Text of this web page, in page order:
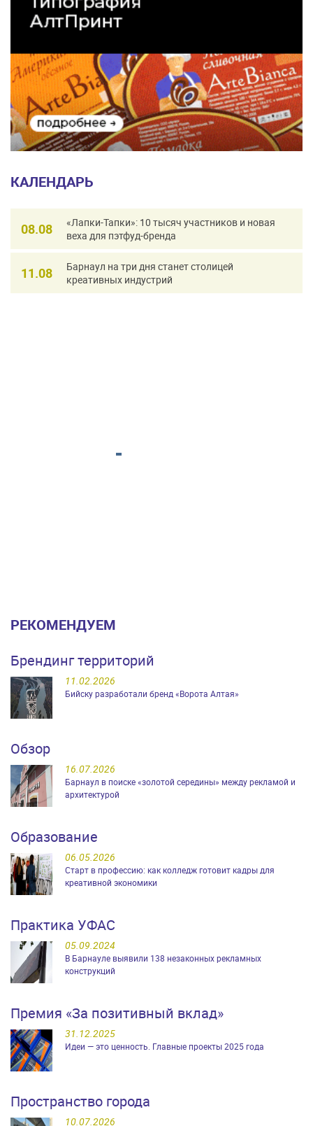
КАЛЕНДАРЬ
08.08
«Лапки-Тапки»: 10 тысяч участников и новая
веха для пэтфуд-бренда
11.08
Барнаул на три дня станет столицей
креативных индустрий
РЕКОМЕНДУЕМ
Брендинг территорий
11.02.2026
Бийску разработали бренд «Ворота Алтая»
Обзор
16.07.2026
Барнаул в поиске «золотой середины» между рекламой и
архитектурой
Образование
06.05.2026
Старт в профессию: как колледж готовит кадры для
креативной экономики
Практика УФАС
05.09.2024
В Барнауле выявили 138 незаконных рекламных
конструкций
Премия «За позитивный вклад»
31.12.2025
Идеи — это ценность. Главные проекты 2025 года
Пространство города
10.07.2026